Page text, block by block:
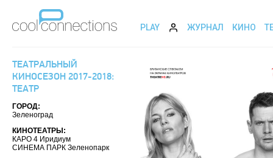
PLAY ЖУРНАЛ КИНО
ТЕАТРАЛЬНЫЙ
КИНОСЕЗОН 2017-2018:
ТЕАТР
ГОРОД:
Зеленоград
КИНОТЕАТРЫ:
КАРО 4 Иридиум
СИНЕМА ПАРК Зеленопарк